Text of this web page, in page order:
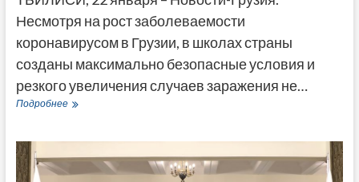
Несмотря на рост заболеваемости
коронавирусом в Грузии, в школах страны
созданы максимально безопасные условия и
резкого увеличения случаев заражения не…
ПодробнееЗа
в
Грузии